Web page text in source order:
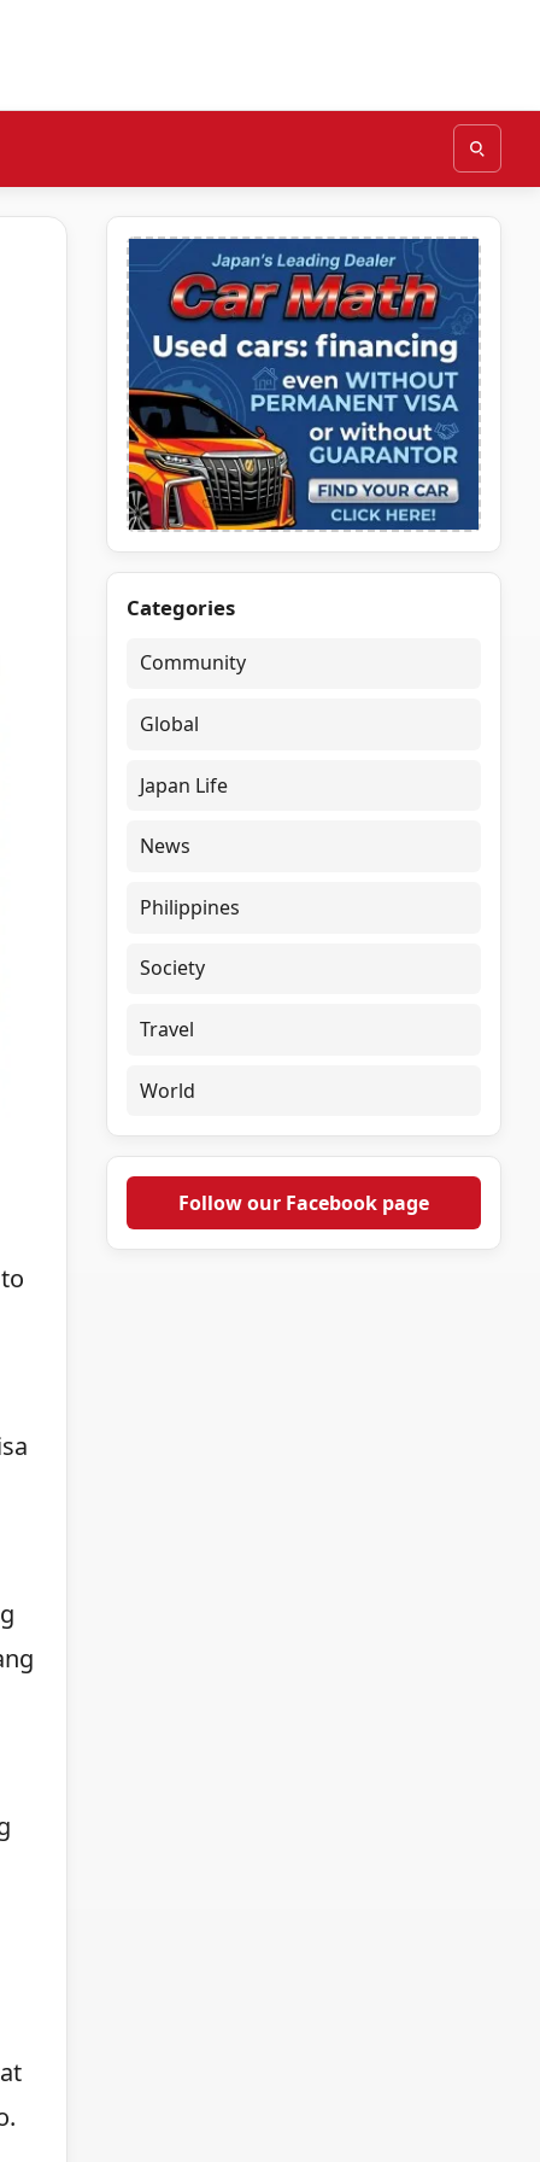
Categories
Community
Global
Japan Life
News
Philippines
Society
Travel
World
Follow our Facebook page